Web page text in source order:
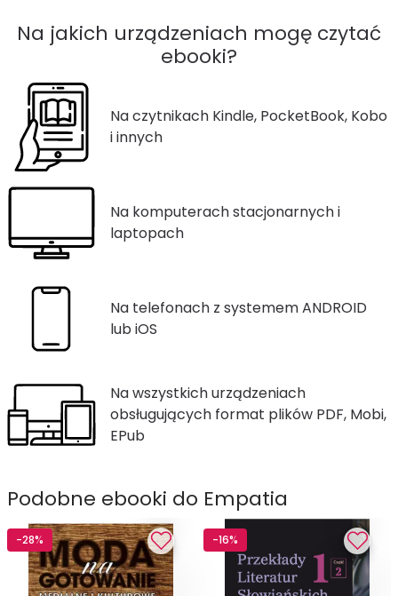
Na jakich urządzeniach mogę czytać
ebooki?
Na czytnikach Kindle, PocketBook, Kobo
i innych
Na komputerach stacjonarnych i
laptopach
Na telefonach z systemem ANDROID
lub iOS
Na wszystkich urządzeniach
obsługujących format plików PDF, Mobi,
EPub
Podobne ebooki do Empatia
-28% -16%